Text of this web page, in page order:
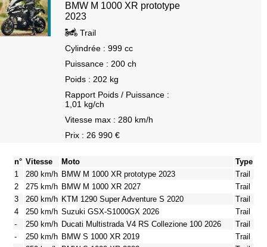
BMW M 1000 XR prototype
2023
Trail
Cylindrée : 999 cc
Puissance : 200 ch
Poids : 202 kg
Rapport Poids / Puissance :
1,01 kg/ch
Vitesse max : 280 km/h
Prix : 26 990 €
n° Vitesse Moto
Type
1
280 km/h BMW M 1000 XR prototype 2023
Trail
2
275 km/h BMW M 1000 XR 2027
Trail
3
260 km/h KTM 1290 Super Adventure S 2020
Trail
4
250 km/h Suzuki GSX-S1000GX 2026
Trail
-
250 km/h Ducati Multistrada V4 RS Collezione 100 2026
Trail
-
250 km/h BMW S 1000 XR 2019
Trail